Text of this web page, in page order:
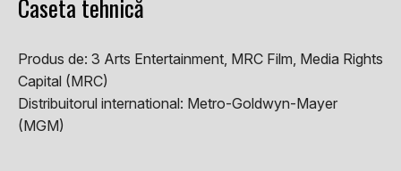
Caseta tehnică
Produs de: 3 Arts Entertainment, MRC Film, Media Rights
Capital (MRC)
Distribuitorul international: Metro-Goldwyn-Mayer
(MGM)